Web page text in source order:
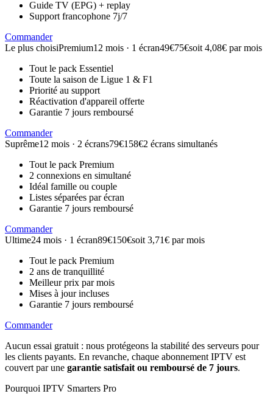
Guide TV (EPG) + replay
Support francophone 7j/7
Commander
Le plus choisiPremium12 mois · 1 écran49€75€soit 4,08€ par mois
Tout le pack Essentiel
Toute la saison de Ligue 1 & F1
Priorité au support
Réactivation d'appareil offerte
Garantie 7 jours remboursé
Commander
Suprême12 mois · 2 écrans79€158€2 écrans simultanés
Tout le pack Premium
2 connexions en simultané
Idéal famille ou couple
Listes séparées par écran
Garantie 7 jours remboursé
Commander
Ultime24 mois · 1 écran89€150€soit 3,71€ par mois
Tout le pack Premium
2 ans de tranquillité
Meilleur prix par mois
Mises à jour incluses
Garantie 7 jours remboursé
Commander
Aucun essai gratuit : nous protégeons la stabilité des serveurs pour
les clients payants. En revanche, chaque abonnement IPTV est
couvert par une garantie satisfait ou remboursé de 7 jours.
Pourquoi IPTV Smarters Pro